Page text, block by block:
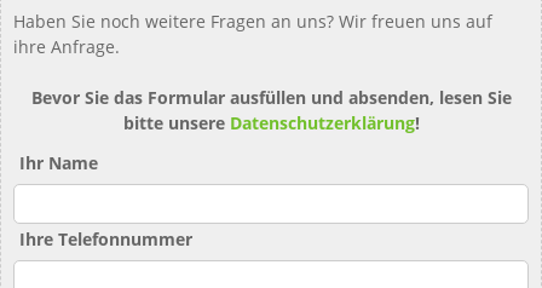
Haben Sie noch weitere Fragen an uns? Wir freuen uns auf
ihre Anfrage.
Bevor Sie das Formular ausfüllen und absenden, lesen Sie
bitte unsere Datenschutzerklärung!
Ihr Name
Ihre Telefonnummer